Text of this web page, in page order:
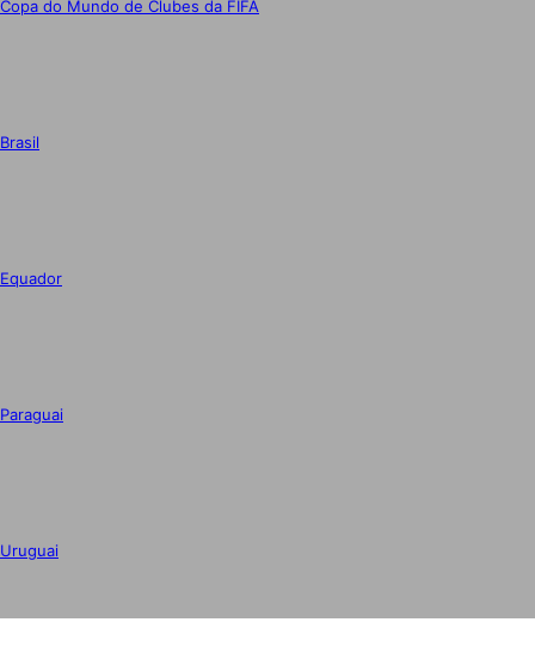
Copa do Mundo de Clubes da FIFA
Brasil
Equador
Paraguai
Uruguai